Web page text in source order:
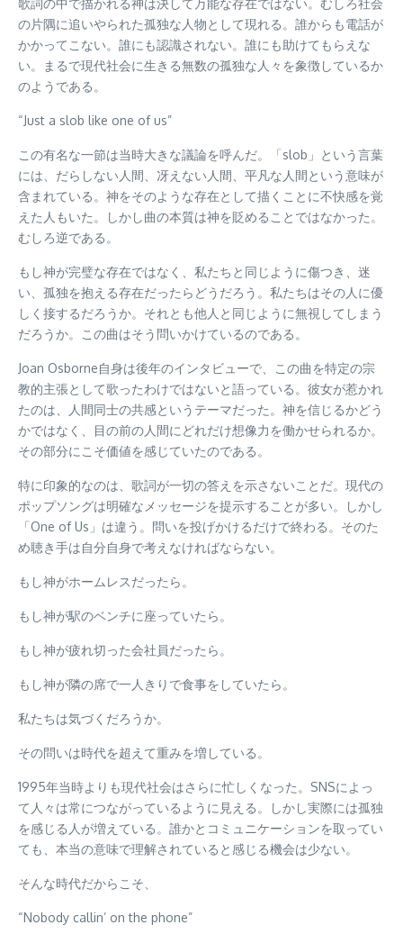
歌詞の中で描かれる神は決して万能な存在ではない。むしろ社会
の片隅に追いやられた孤独な人物として現れる。誰からも電話が
かかってこない。誰にも認識されない。誰にも助けてもらえな
い。まるで現代社会に生きる無数の孤独な人々を象徴しているか
のようである。
“Just a slob like one of us”
この有名な一節は当時大きな議論を呼んだ。「slob」という言葉
には、だらしない人間、冴えない人間、平凡な人間という意味が
含まれている。神をそのような存在として描くことに不快感を覚
えた人もいた。しかし曲の本質は神を貶めることではなかった。
むしろ逆である。
もし神が完璧な存在ではなく、私たちと同じように傷つき、迷
い、孤独を抱える存在だったらどうだろう。私たちはその人に優
しく接するだろうか。それとも他人と同じように無視してしまう
だろうか。この曲はそう問いかけているのである。
Joan Osborne自身は後年のインタビューで、この曲を特定の宗
教的主張として歌ったわけではないと語っている。彼女が惹かれ
たのは、人間同士の共感というテーマだった。神を信じるかどう
かではなく、目の前の人間にどれだけ想像力を働かせられるか。
その部分にこそ価値を感じていたのである。
特に印象的なのは、歌詞が一切の答えを示さないことだ。現代の
ポップソングは明確なメッセージを提示することが多い。しかし
「One of Us」は違う。問いを投げかけるだけで終わる。そのた
め聴き手は自分自身で考えなければならない。
もし神がホームレスだったら。
もし神が駅のベンチに座っていたら。
もし神が疲れ切った会社員だったら。
もし神が隣の席で一人きりで食事をしていたら。
私たちは気づくだろうか。
その問いは時代を超えて重みを増している。
1995年当時よりも現代社会はさらに忙しくなった。SNSによっ
て人々は常につながっているように見える。しかし実際には孤独
を感じる人が増えている。誰かとコミュニケーションを取ってい
ても、本当の意味で理解されていると感じる機会は少ない。
そんな時代だからこそ、
“Nobody callin’ on the phone”